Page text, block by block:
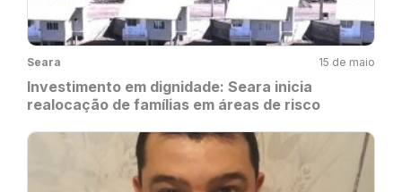
Seara 15 de maio
Investimento em dignidade: Seara inicia
realocação de famílias em áreas de risco